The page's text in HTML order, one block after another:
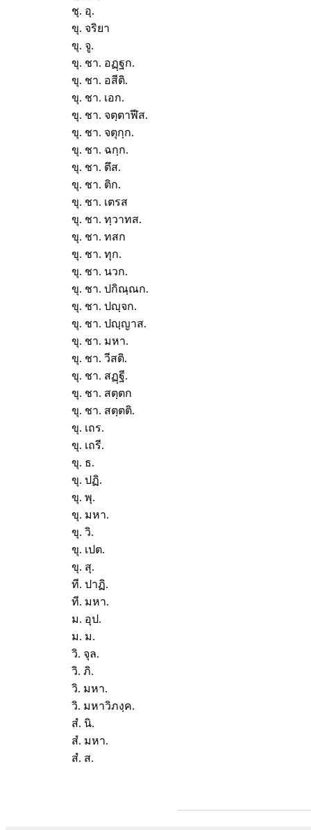
ชุ. อุ.
ขุ. จริยา
ขุ. จู.
ขุ. ชา. อฏฺฐก.
ขุ. ชา. อสีติ.
ขุ. ชา. เอก.
ขุ. ชา. จตฺตาฬีส.
ขุ. ชา. จตุกฺก.
ขุ. ชา. ฉกฺก.
ขุ. ชา. ตึส.
ขุ. ชา. ติก.
ขุ. ชา. เตรส
ขุ. ชา. ทฺวาทส.
ขุ. ชา. ทสก
ขุ. ชา. ทุก.
ขุ. ชา. นวก.
ขุ. ชา. ปกิณฺณก.
ขุ. ชา. ปญฺจก.
ขุ. ชา. ปญฺญาส.
ขุ. ชา. มหา.
ขุ. ชา. วีสติ.
ขุ. ชา. สฏฺฐี.
ขุ. ชา. สตฺตก
ขุ. ชา. สตฺตติ.
ขุ. เถร.
ขุ. เถรี.
ขุ. ธ.
ขุ. ปฏิ.
ขุ. พุ.
ขุ. มหา.
ขุ. วิ.
ขุ. เปต.
ขุ. สุ.
ที. ปาฏิ.
ที. มหา.
ม. อุป.
ม. ม.
วิ. จุล.
วิ. ภิ.
วิ. มหา.
วิ. มหาวิภงฺค.
สํ. นิ.
สํ. มหา.
สํ. ส.